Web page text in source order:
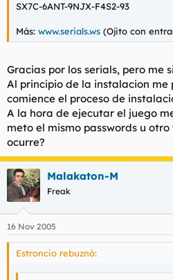
SX7C-6ANT-9NJX-F4S2-93
Más: www.serials.ws (Ojito con
Gracias por los serials, pero me
Al principio de la instalacion me
comience el proceso de
A la hora de ejecutar el juego
meto el mismo passwords u
ocurre?
Malakaton-M
Freak
16 Nov 2005
Estroncio rebuznó: